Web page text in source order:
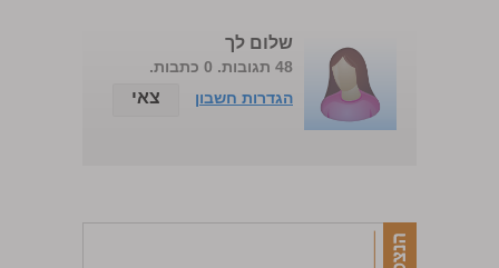
שלום לך
48 תגובות. 0 כתבות.
הגדרות חשבון
צאי